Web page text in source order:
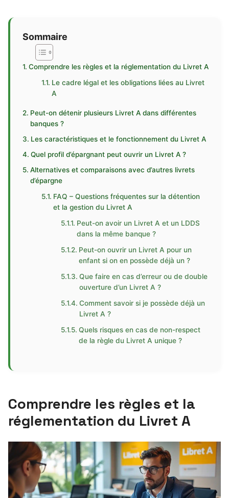
Sommaire
Comprendre les règles et la réglementation du Livret A
Le cadre légal et les obligations liées au Livret
A
Peut-on détenir plusieurs Livret A dans différentes
banques ?
Les caractéristiques et le fonctionnement du Livret A
Quel profil d’épargnant peut ouvrir un Livret A ?
Alternatives et comparaisons avec d’autres livrets
d’épargne
FAQ – Questions fréquentes sur la détention
et la gestion du Livret A
Peut-on avoir un Livret A et un LDDS
dans la même banque ?
Peut-on ouvrir un Livret A pour un
enfant si on en possède déjà un ?
Que faire en cas d’erreur ou de double
ouverture d’un Livret A ?
Comment savoir si je possède déjà un
Livret A ?
Quels risques en cas de non-respect
de la règle du Livret A unique ?
Comprendre les règles et la
réglementation du Livret A